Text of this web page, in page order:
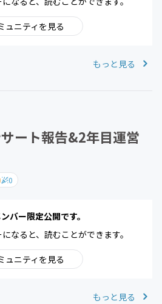
ュニティを見る
もっと見る
ート報告&2年目運営
0
バー限定公開です。
なると、読むことができます。
ュニティを見る
もっと見る